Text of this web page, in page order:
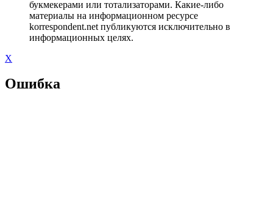
букмекерами или тотализаторами. Какие-либо
материалы на информационном ресурсе
korrespondent.net публикуются исключительно в
информационных целях.
X
Ошибка